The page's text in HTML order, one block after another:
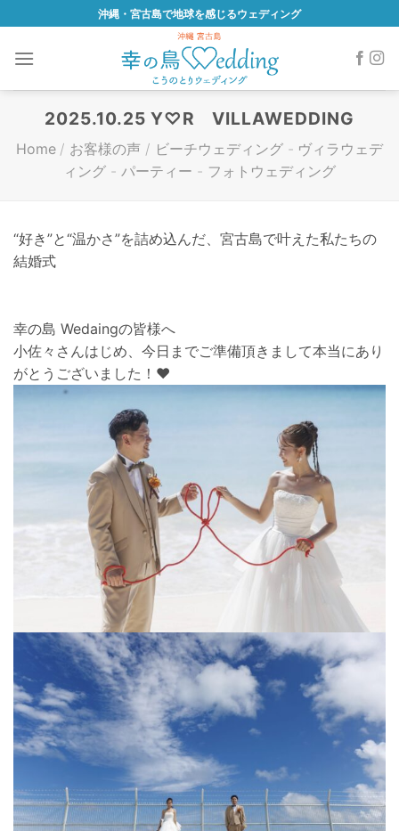
to
content
沖縄・宮古島で地球を感じるウェディング
2025.10.25 Y♡R VILLAWEDDING
Home / お客様の声 / ビーチウェディング - ヴィラウェデ
ィング - パーティー - フォトウェディング
“好き”と“温かさ”を詰め込んだ、宮古島で叶えた私たちの
結婚式
幸の島 Wedaingの皆様へ
小佐々さんはじめ、今日までご準備頂きまして本当にあり
がとうございました！♥